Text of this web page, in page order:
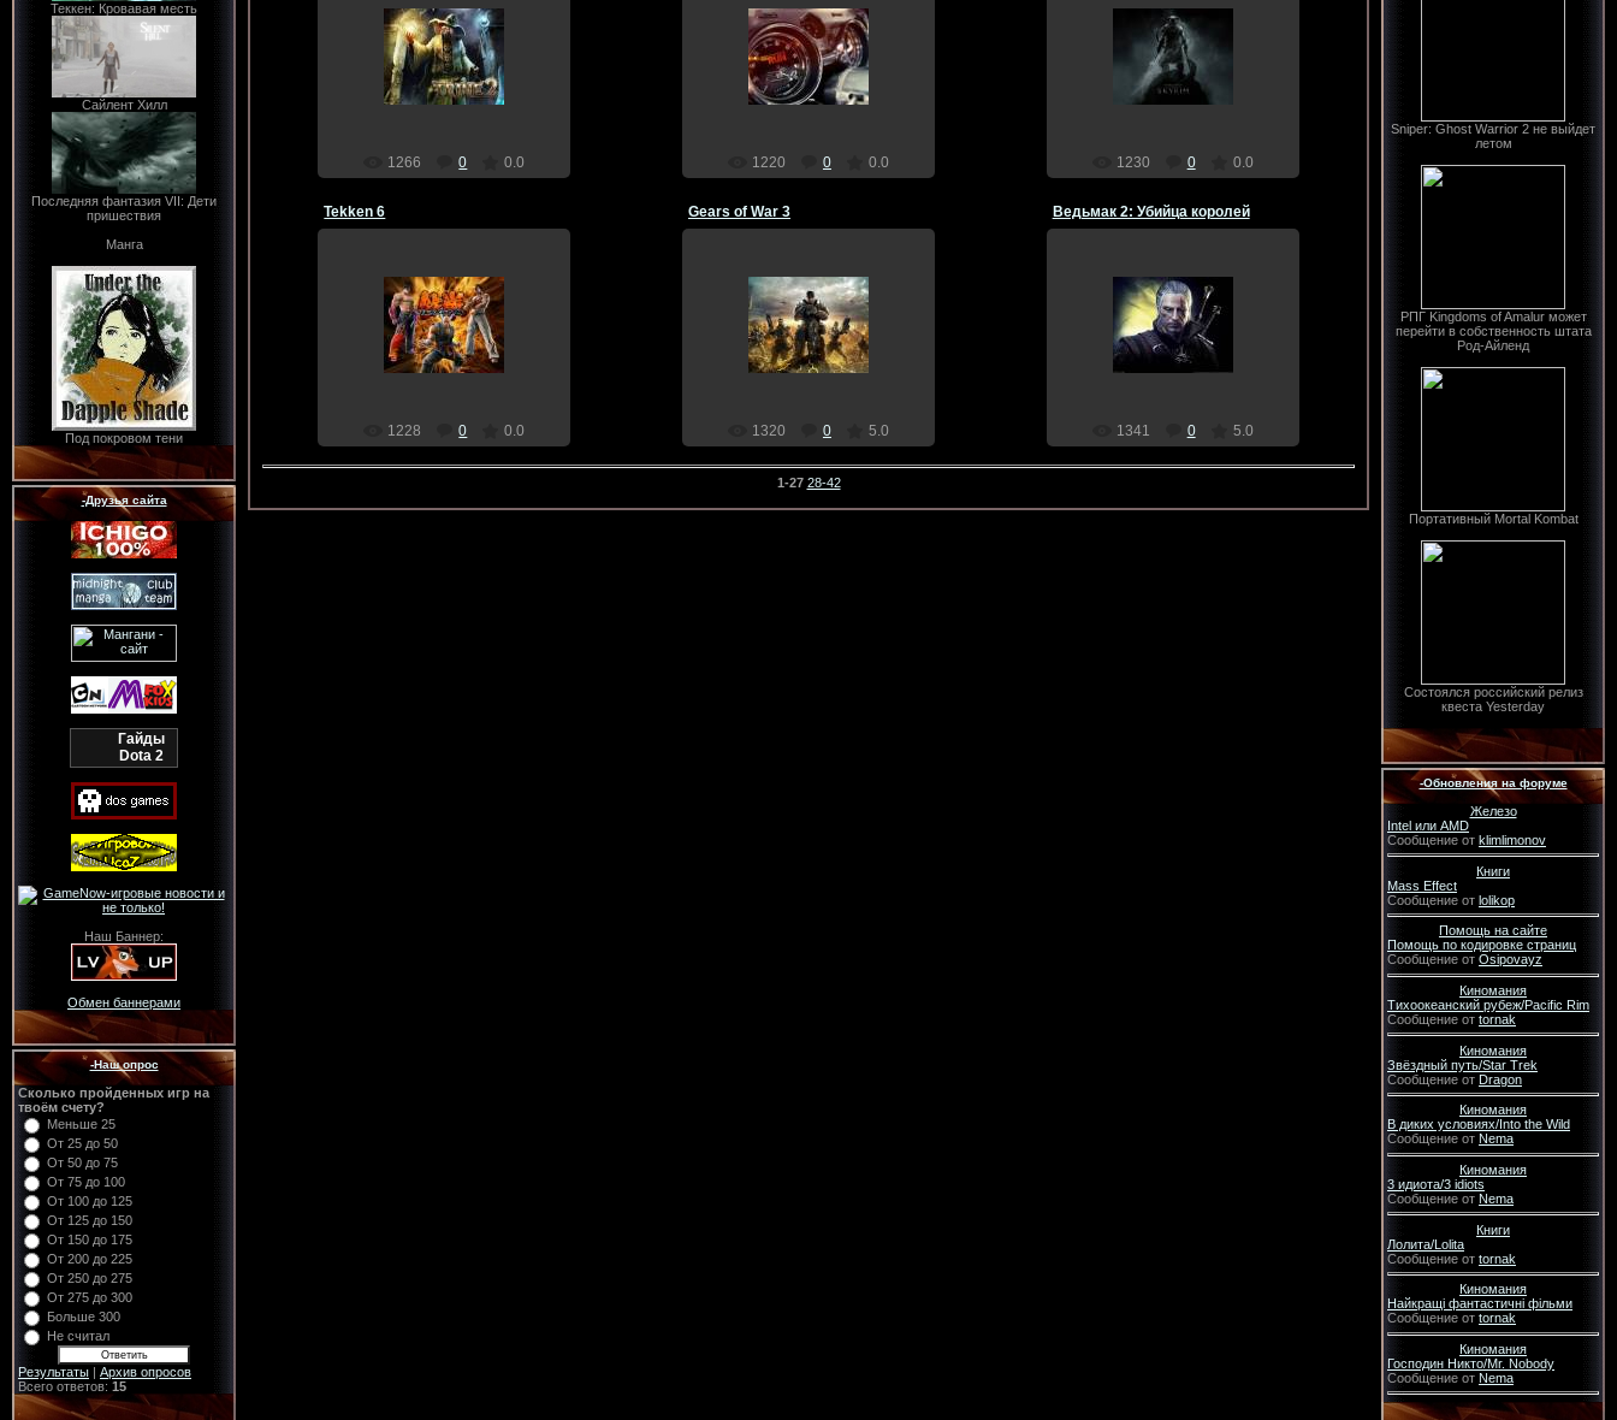
Теккен: Кровавая месть
Сайлент Хилл
Последняя фантазия VII: Дети
пришествия
Манга
Под покровом тени
-Друзья сайта
Гайды
Dota 2
Наш Баннер:
Обмен баннерами
-Наш опрос
Сколько пройденных игр на
твоём счету?
Меньше 25
От 25 до 50
От 50 до 75
От 75 до 100
От 100 до 125
От 125 до 150
От 150 до 175
От 200 до 225
От 250 до 275
От 275 до 300
Больше 300
Не считал
Результаты | Архив опросов
Всего ответов: 15
17.12.2011
Dragon
1266 0 0.0
17.12.2011
Dragon
1220 0 0.0
17.12.2011
Dragon
1230 0 0.0
Tekken 6
17.12.2011
Dragon
1228 0 0.0
Gears of War 3
13.07.2011
Dragon
1320 0 5.0
Ведьмак 2: Убийца королей
13.07.2011
Dragon
1341 0 5.0
1-27 28-42
Sniper: Ghost Warrior 2 не выйдет
летом
РПГ Kingdoms of Amalur может
перейти в собственность штата
Род-Айленд
Портативный Mortal Kombat
Состоялся российский релиз
квеста Yesterday
-Обновления на форуме
Железо
Intel или AMD
Сообщение от klimlimonov
Книги
Mass Effect
Сообщение от lolikop
Помощь на сайте
Помощь по кодировке страниц
Сообщение от Osipovayz
Киномания
Тихоокеанский рубеж/Pacific Rim
Сообщение от tornak
Киномания
Звёздный путь/Star Trek
Сообщение от Dragon
Киномания
В диких условиях/Into the Wild
Сообщение от Nema
Киномания
3 идиота/3 idiots
Сообщение от Nema
Книги
Лолита/Lolita
Сообщение от tornak
Киномания
Найкращі фантастичні фільми
Сообщение от tornak
Киномания
Господин Никто/Mr. Nobody
Сообщение от Nema